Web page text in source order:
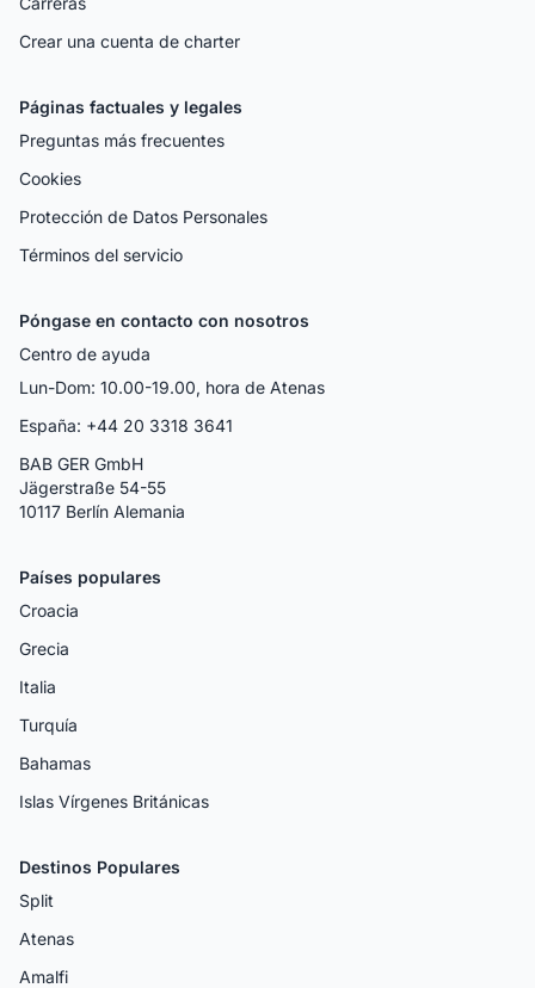
Crear una cuenta de charter
Páginas factuales y legales
Preguntas más frecuentes
Cookies
Protección de Datos Personales
Términos del servicio
Póngase en contacto con nosotros
Centro de ayuda
Lun-Dom: 10.00-19.00, hora de Atenas
España: +44 20 3318 3641
BAB GER GmbH
Jägerstraße 54-55
10117 Berlín Alemania
Países populares
Croacia
Grecia
Italia
Turquía
Bahamas
Islas Vírgenes Británicas
Destinos Populares
Split
Atenas
Amalfi